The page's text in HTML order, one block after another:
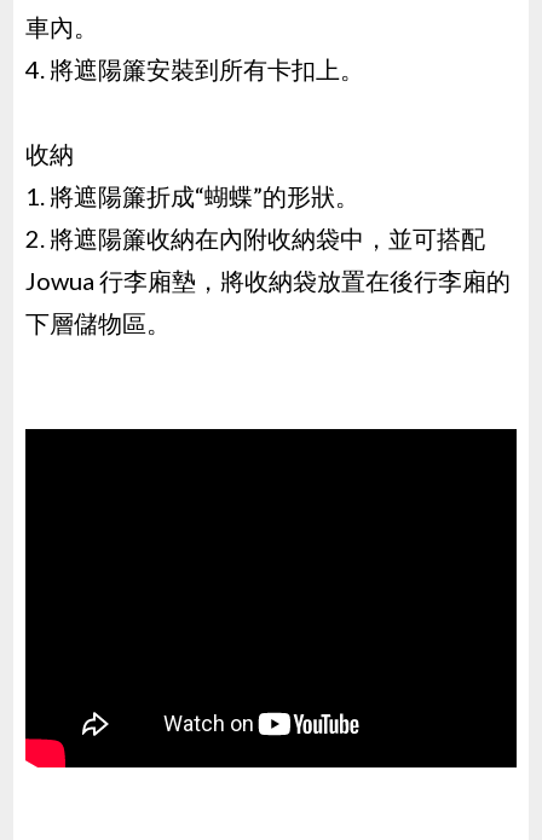
車內。
4. 將遮陽簾安裝到所有卡扣上。
收納
1. 將遮陽簾折成“蝴蝶”的形狀。
2. 將遮陽簾收納在內附收納袋中，並可搭配
Jowua 行李廂墊，將收納袋放置在後行李廂的
下層儲物區。